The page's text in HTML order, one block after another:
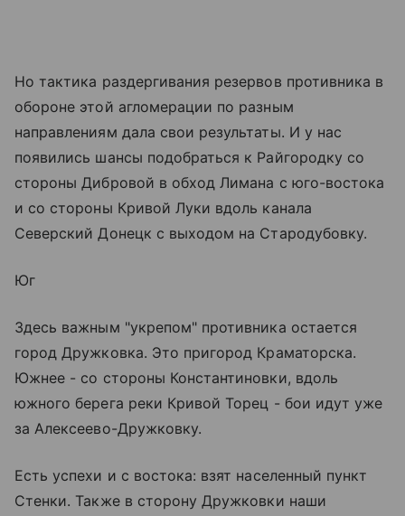
Но тактика раздергивания резервов противника в
обороне этой агломерации по разным
направлениям дала свои результаты. И у нас
появились шансы подобраться к Райгородку со
стороны Дибровой в обход Лимана с юго-востока
и со стороны Кривой Луки вдоль канала
Северский Донецк с выходом на Стародубовку.
Юг
Здесь важным "укрепом" противника остается
город Дружковка. Это пригород Краматорска.
Южнее - со стороны Константиновки, вдоль
южного берега реки Кривой Торец - бои идут уже
за Алексеево-Дружковку.
Есть успехи и с востока: взят населенный пункт
Стенки. Также в сторону Дружковки наши